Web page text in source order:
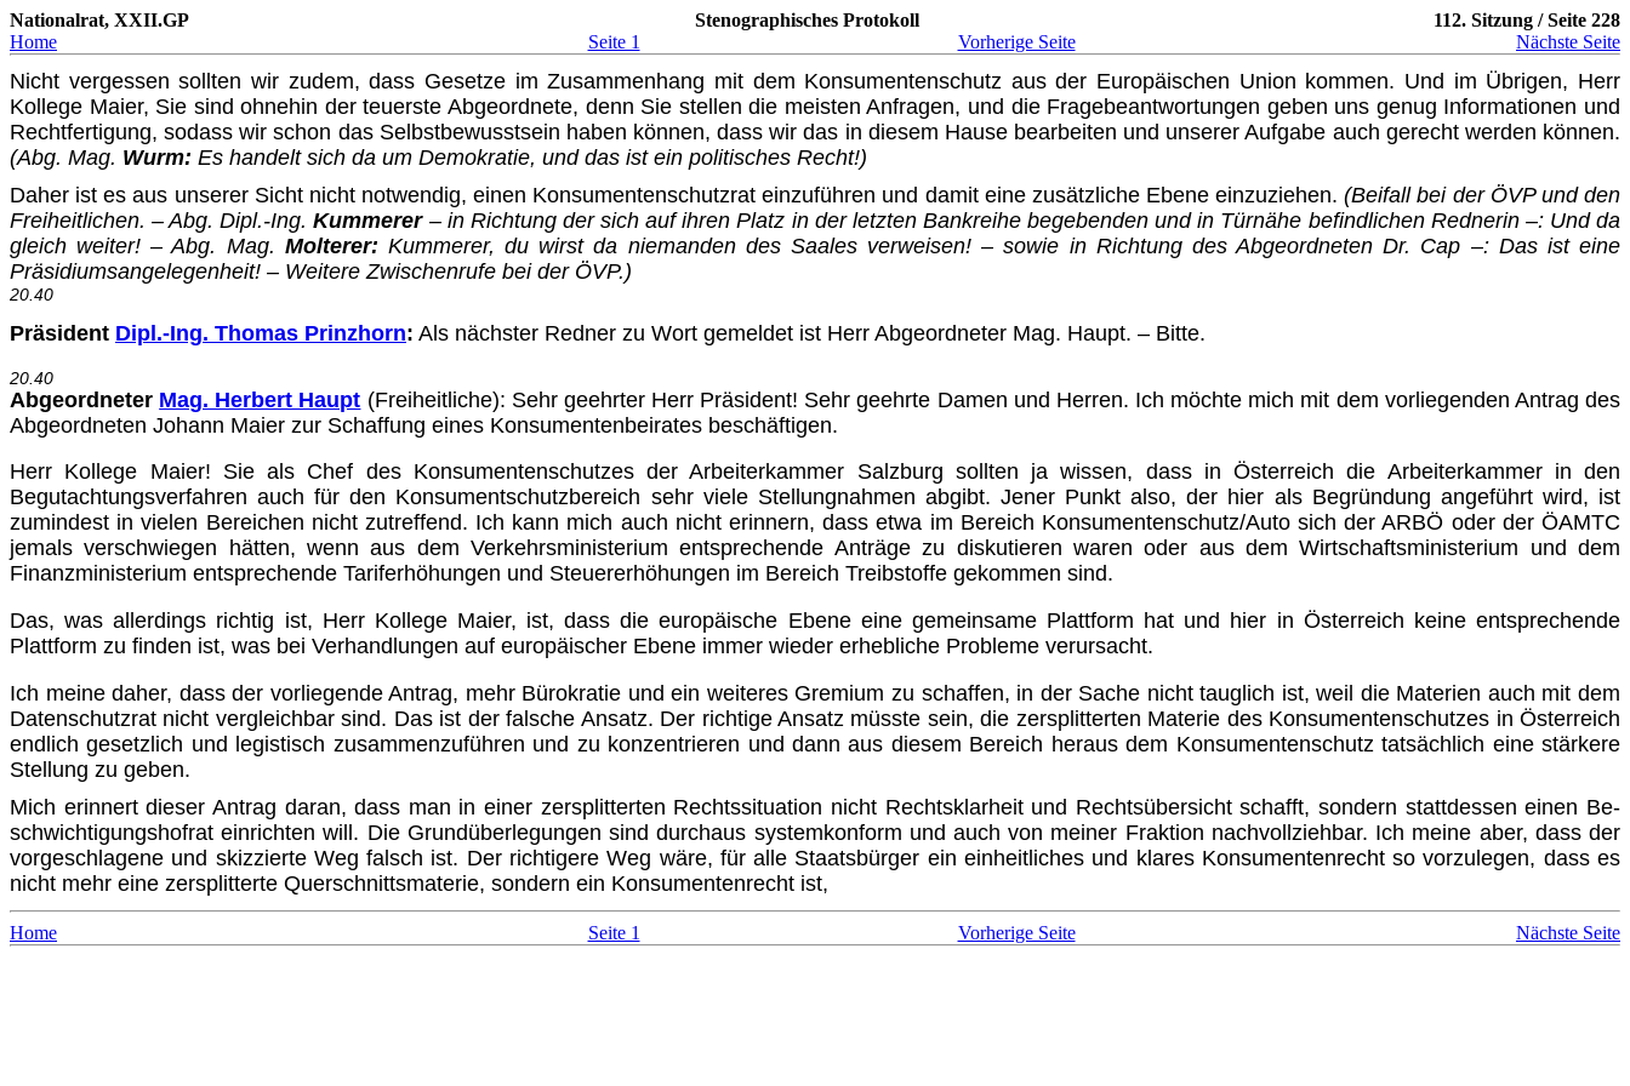
Nationalrat, XXII.GP Stenographisches Protokoll
112. Sitzung / Seite 228
Home
Seite 1 Vorherige Seite Nächste Seite
Nicht vergessen sollten wir zudem, dass Gesetze im Zusammenhang mit dem Kon­sumentenschutz aus der Europäischen Union kommen. Und im Übrigen, Herr
Kollege Maier, Sie sind ohnehin der teuerste Abgeordnete, denn Sie stellen die meisten Anfra­gen, und die Fragebeantwortungen geben uns genug Informationen und
Rechtfer­tigung, sodass wir schon das Selbstbewusstsein haben können, dass wir das in diesem Hause bearbeiten und unserer Aufgabe auch gerecht werden können.
(Abg. Mag. Wurm: Es handelt sich da um Demokratie, und das ist ein politisches Recht!)
Daher ist es aus unserer Sicht nicht notwendig, einen Konsumentenschutzrat einzu­führen und damit eine zusätzliche Ebene einzuziehen.(Beifall bei der ÖVP und den
Freiheitlichen. – Abg. Dipl.-Ing.Kummerer– in Richtung der sich auf ihren Platz in der letzten Bankreihe begebenden und in Türnähe befindlichen Rednerin –: Und da
gleich weiter! – Abg. Mag. Molterer: Kummerer, du wirst da niemanden des Saales verwei­sen! – sowie in Richtung des Abgeordneten Dr. Cap –: Das ist eine
Präsidiumsan­gele­genheit! – Weitere Zwischenrufe bei der ÖVP.)
20.40
Präsident Dipl.-Ing. Thomas Prinzhorn: Als nächster Redner zu Wort gemeldet ist Herr Abgeordneter Mag. Haupt. – Bitte.
20.40
Abgeordneter Mag. Herbert Haupt (Freiheitliche): Sehr geehrter Herr Präsident! Sehr geehrte Damen und Herren. Ich möchte mich mit dem vorliegenden Antrag des
Abge­ordneten Johann Maier zur Schaffung eines Konsumentenbeirates beschäftigen.
Herr Kollege Maier! Sie als Chef des Konsumentenschutzes der Arbeiterkammer Salz­burg sollten ja wissen, dass in Österreich die Arbeiterkammer in den
Begutachtungs­verfahren auch für den Konsumentschutzbereich sehr viele Stellungnahmen abgibt. Jener Punkt also, der hier als Begründung angeführt wird, ist
zumindest in vielen Bereichen nicht zutreffend. Ich kann mich auch nicht erinnern, dass etwa im Bereich Konsumentenschutz/Auto sich der ARBÖ oder der ÖAMTC
jemals verschwiegen hätten, wenn aus dem Verkehrsministerium entsprechende Anträge zu diskutieren waren oder aus dem Wirtschaftsministerium und dem
Finanzministerium entsprechen­de Tariferhöhungen und Steuererhöhungen im Bereich Treibstoffe gekommen sind.
Das, was allerdings richtig ist, Herr Kollege Maier, ist, dass die europäische Ebene eine gemeinsame Plattform hat und hier in Österreich keine entsprechende
Plattform zu finden ist, was bei Verhandlungen auf europäischer Ebene immer wieder erhebliche Probleme verursacht.
Ich meine daher, dass der vorliegende Antrag, mehr Bürokratie und ein weiteres Gremium zu schaffen, in der Sache nicht tauglich ist, weil die Materien auch mit dem
Datenschutzrat nicht vergleichbar sind. Das ist der falsche Ansatz. Der richtige Ansatz müsste sein, die zersplitterten Materie des Konsumentenschutzes in Österreich
endlich gesetzlich und legistisch zusammenzuführen und zu konzentrieren und dann aus diesem Bereich heraus dem Konsumentenschutz tatsächlich eine stärkere
Stellung zu geben.
Mich erinnert dieser Antrag daran, dass man in einer zersplitterten Rechtssituation nicht Rechtsklarheit und Rechtsübersicht schafft, sondern stattdessen einen Be­
schwich­tigungshofrat einrichten will. Die Grundüberlegungen sind durchaus system­konform und auch von meiner Fraktion nachvollziehbar. Ich meine aber, dass der
vorgeschlagene und skizzierte Weg falsch ist. Der richtigere Weg wäre, für alle Staatsbürger ein einheitliches und klares Konsumentenrecht so vorzulegen, dass es
nicht mehr eine zersplitterte Querschnittsmaterie, sondern ein Konsumentenrecht ist,
Home Seite 1 Vorherige Seite Nächste Seite